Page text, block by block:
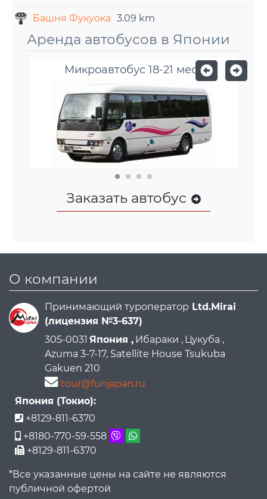
Башня Фукуока 3.09 km
Аренда автобусов в Японии
Микроавтобус 18-21 мест
Заказать автобус
О компании
Принимающий туроператор Ltd.Mirai
(лицензия №3-637)
305-0031 Япония , Ибараки , Цукуба ,
Azuma 3-7-17, Satellite House Tsukuba
Gakuen 210
tour@funjapan.ru
Япония (Токио):
+8129-811-6370
+8180-770-59-558
+8129-811-6370
*Все указанные цены на сайте не являются
публичной офертой